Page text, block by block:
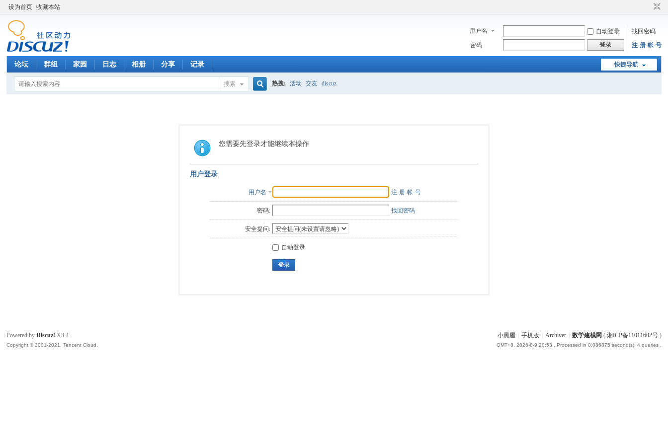
设为首页 收藏本站
用户名 自动登录
找回密码
密码
登录 注-册-帐-号
快捷导航
论坛 群组 家园 日志 相册 分享 记录
搜索
索
热搜: 活动 交友 discuz
您需要先登录才能继续本操作
用户登录
用户名 注-册-帐-号
密码: 找回密码
安全提问:
自动登录
登录
小黑屋 手机版 Archiver 数学建模网 ( 湘ICP备11011602号)
GMT+8, 2026-8-9 20:53 , Processed in 0.086875 second(s), 4 queries .
Powered byDiscuz! X3.4
Copyright © 2001-2021, Tencent Cloud.